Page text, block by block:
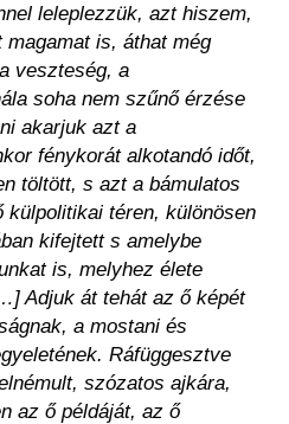
leleplezzük, azt hiszem,
is, áthat még
veszteség, a
soha nem szűnő érzése
akarjuk azt a
fénykorát alkotandó időt,
töltött, s azt a bámulatos
külpolitikai téren, különösen
kifejtett s amelybe
is, melyhez élete
Adjuk át tehát az ő képét
a mostani és
Ráfüggesztve
szózatos ajkára,
az ő példáját, az ő